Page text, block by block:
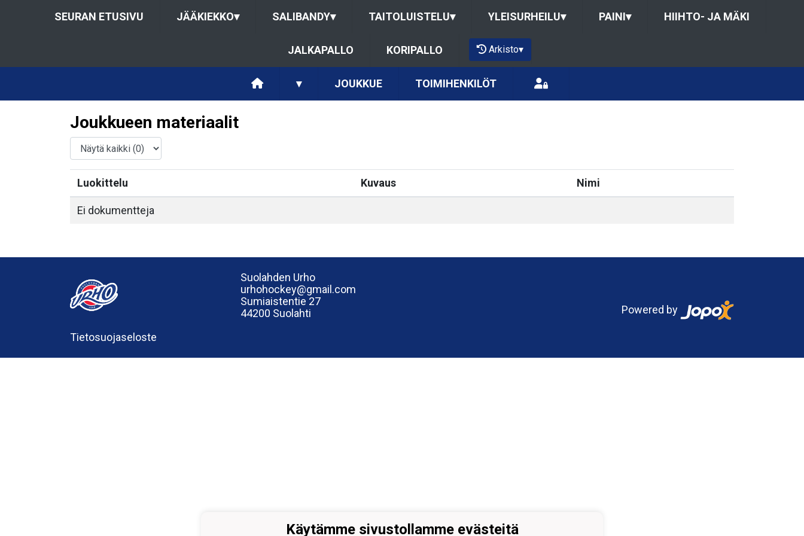
SEURAN ETUSIVU JÄÄKIEKKO▾ SALIBANDY▾ TAITOLUISTELU▾ YLEISURHEILU▾ PAINI▾ HIIHTO- JA MÄKI
JALKAPALLO KORIPALLO Arkisto▾
▾ JOUKKUE TOIMIHENKILÖT
Joukkueen materiaalit
Luokittelu Kuvaus Nimi
Ei dokumentteja
Tietosuojaseloste
Suolahden Urho
urhohockey@gmail.com
Sumiaistentie 27
44200 Suolahti
Powered by
Käytämme sivustollamme evästeitä